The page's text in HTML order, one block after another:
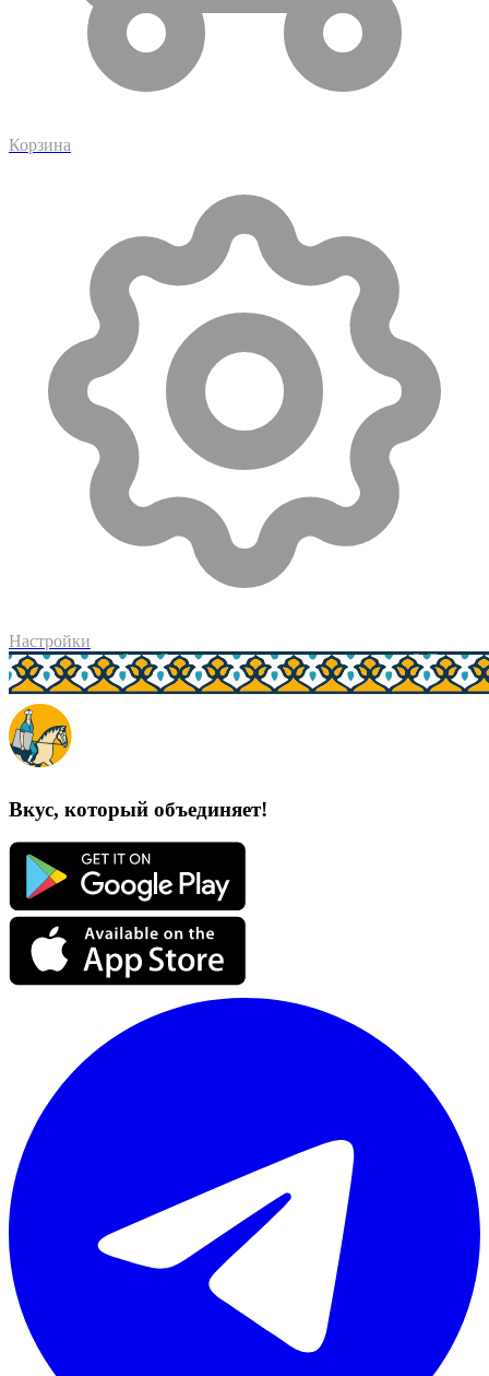
Корзина
Настройки
Вкус, который объединяет!